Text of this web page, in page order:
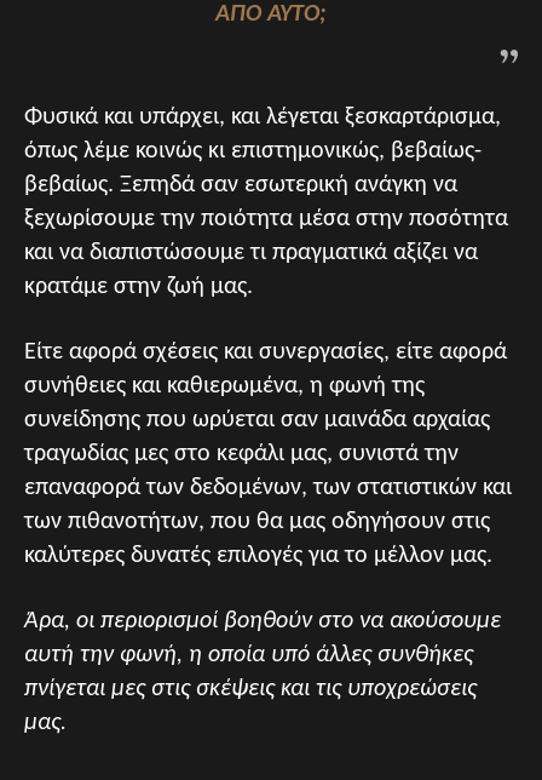
ΑΠΌ ΑΥΤΌ;
Φυσικά και υπάρχει, και λέγεται ξεσκαρτάρισμα,
όπως λέμε κοινώς κι επιστημονικώς, βεβαίως-
βεβαίως. Ξεπηδά σαν εσωτερική ανάγκη να
ξεχωρίσουμε την ποιότητα μέσα στην ποσότητα
και να διαπιστώσουμε τι πραγματικά αξίζει να
κρατάμε στην ζωή μας.
Είτε αφορά σχέσεις και συνεργασίες, είτε αφορά
συνήθειες και καθιερωμένα, η φωνή της
συνείδησης που ωρύεται σαν μαινάδα αρχαίας
τραγωδίας μες στο κεφάλι μας, συνιστά την
επαναφορά των δεδομένων, των στατιστικών και
των πιθανοτήτων, που θα μας οδηγήσουν στις
καλύτερες δυνατές επιλογές για το μέλλον μας.
Άρα, οι περιορισμοί βοηθούν στο να ακούσουμε
αυτή την φωνή, η οποία υπό άλλες συνθήκες
πνίγεται μες στις σκέψεις και τις υποχρεώσεις
μας.